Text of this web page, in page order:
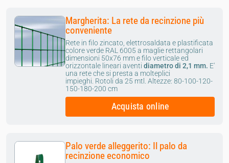
Margherita: La rete da recinzione più
conveniente
Rete in filo zincato, elettrosaldata e plastificata
colore verde RAL 6005 a maglie rettangolari
dimensioni 50x76 mm e filo verticale ed
orizzontale lineari aventi diametro di 2,1 mm. E'
una rete che si presta a molteplici
impieghi. Rotoli da 25 mtl. Altezze: 80-100-120-
150-180-200 cm
Acquista online
Palo verde alleggerito: Il palo da
recinzione economico